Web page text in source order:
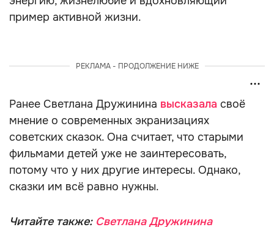
пример активной жизни.
РЕКЛАМА - ПРОДОЛЖЕНИЕ НИЖЕ
Ранее Светлана Дружинина высказала своё
мнение о современных экранизациях
советских сказок. Она считает, что старыми
фильмами детей уже не заинтересовать,
потому что у них другие интересы. Однако,
сказки им всё равно нужны.
Читайте также: Светлана Дружинина